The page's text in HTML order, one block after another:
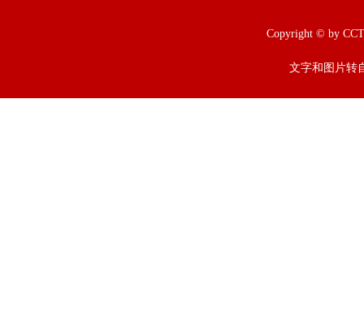
Copyright © by
文字和图片转